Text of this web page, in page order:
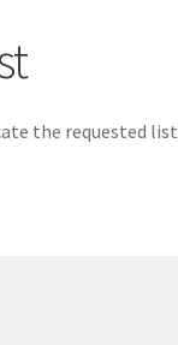
the requested list